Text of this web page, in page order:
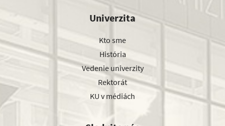
Univerzita
Kto sme
História
Vedenie univerzity
Rektorát
KU v médiách